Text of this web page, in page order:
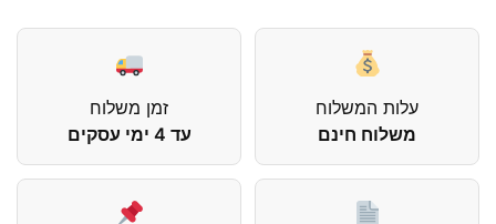
עלות המשלוח
משלוח חינם
זמן משלוח
עד 4 ימי עסקים